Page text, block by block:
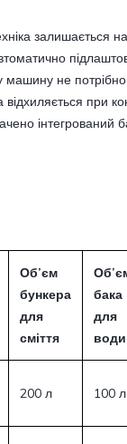
залишається
машину не потрібно
при
інтегрований
Об’єм
бункера
для
сміття
бака
для
води
200 л 100 л